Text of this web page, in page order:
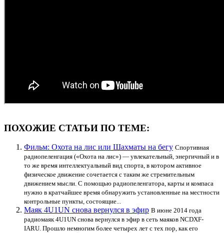
ПОХОЖИЕ СТАТЬИ ПО ТЕМЕ:
Фильм: Охота на лис или Шахматы на бегу Спортивная
радиопеленгация («Охота на лис») — увлекательный, энергичный и в
то же время интеллектуальный вид спорта, в котором активное
физическое движение сочетается с таким же стремительным
движением мысли. С помощью радиопеленгатора, карты и компаса
нужно в кратчайшее время обнаружить установленные на местности
контрольные пункты, состоящие...
Маяк 4U1UN снова вернулся в эфир В июне 2014 года
радиомаяк 4U1UN снова вернулся в эфир в сеть маяков NCDXF-
IARU. Прошло немногим более четырех лет с тех пор, как его